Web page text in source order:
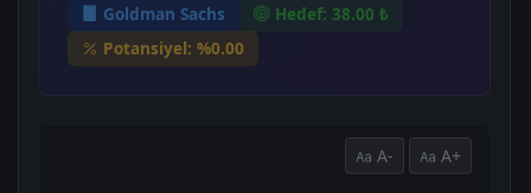
Goldman Sachs
Hedef: 38.00 ₺
Potansiyel: %0.00
A- A+